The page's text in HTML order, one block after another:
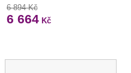
6 894 Kč
6 664Kč